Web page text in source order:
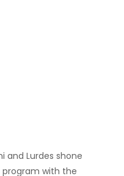
and Lurdes shone
program with the